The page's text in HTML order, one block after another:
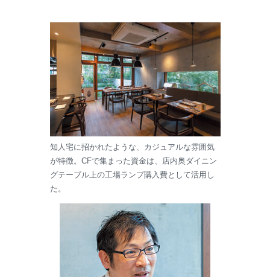
知人宅に招かれたような、カジュアルな雰囲気
が特徴。CFで集まった資金は、店内奥ダイニン
グテーブル上の工場ランプ購入費として活用し
た。